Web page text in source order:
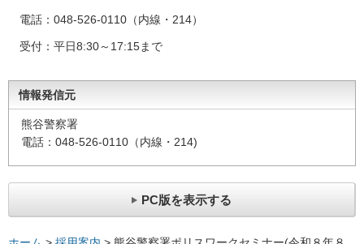
電話：048‐526‐0110（内線・214）
受付：平日8:30～17:15まで
情報発信元
熊谷警察署
電話：048-526-0110（内線・214)
PC版を表示する